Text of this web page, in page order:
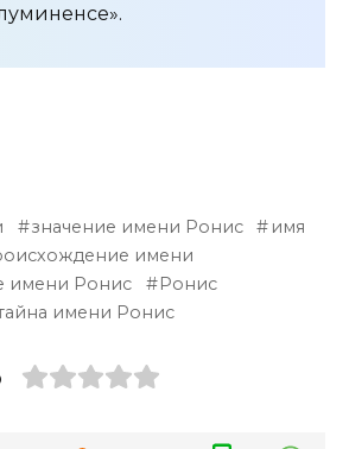
значение имени Ронис
имя
имени
имени Ронис
Ронис
имени Ронис